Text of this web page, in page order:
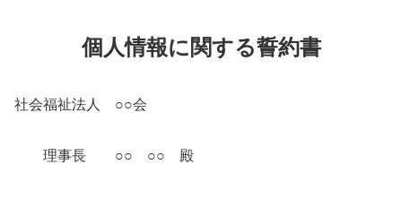
個人情報に関する誓約書
社会福祉法人 ○○会
理事長 ○○ ○○ 殿